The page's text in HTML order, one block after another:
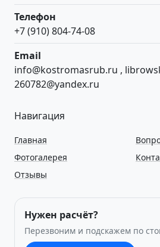
Телефон
+7 (910) 804-74-08
Email
info@kostromasrub.ru ,
260782@yandex.ru
Навигация
Главная
Фотогалерея
Отзывы
Нужен расчёт?
Перезвоним и подскажем по